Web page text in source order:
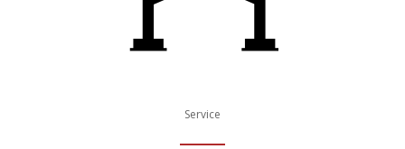
Service